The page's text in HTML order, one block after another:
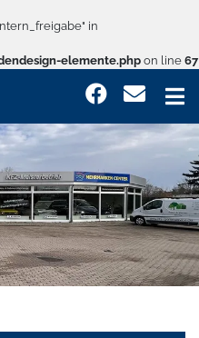
in
elemente.php on line 67